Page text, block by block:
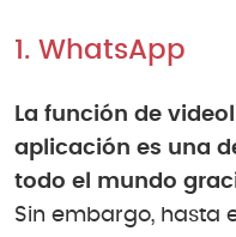
1. WhatsApp
La función de
aplicación es una
todo el mundo
Sin embargo, hasta